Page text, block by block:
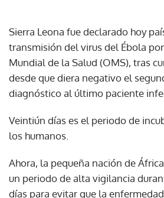
Sierra Leona fue declarado hoy
transmisión del virus del Ébola
Mundial de la Salud (OMS), tras
desde que diera negativo el
diagnóstico al último paciente
Veintiún días es el periodo de
los humanos.
Ahora, la pequeña nación de
un periodo de alta vigilancia
días para evitar que la enfermedad